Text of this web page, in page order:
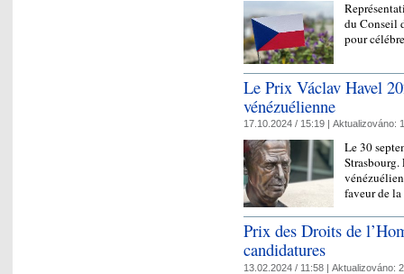
du Conseil
pour
Le Prix Václav Havel
vénézuélienne
17.10.2024 / 15:19 | Aktualizováno:
Le 30
faveur de
Prix des Droits de
candidatures
13.02.2024 / 11:58 | Aktualizováno: